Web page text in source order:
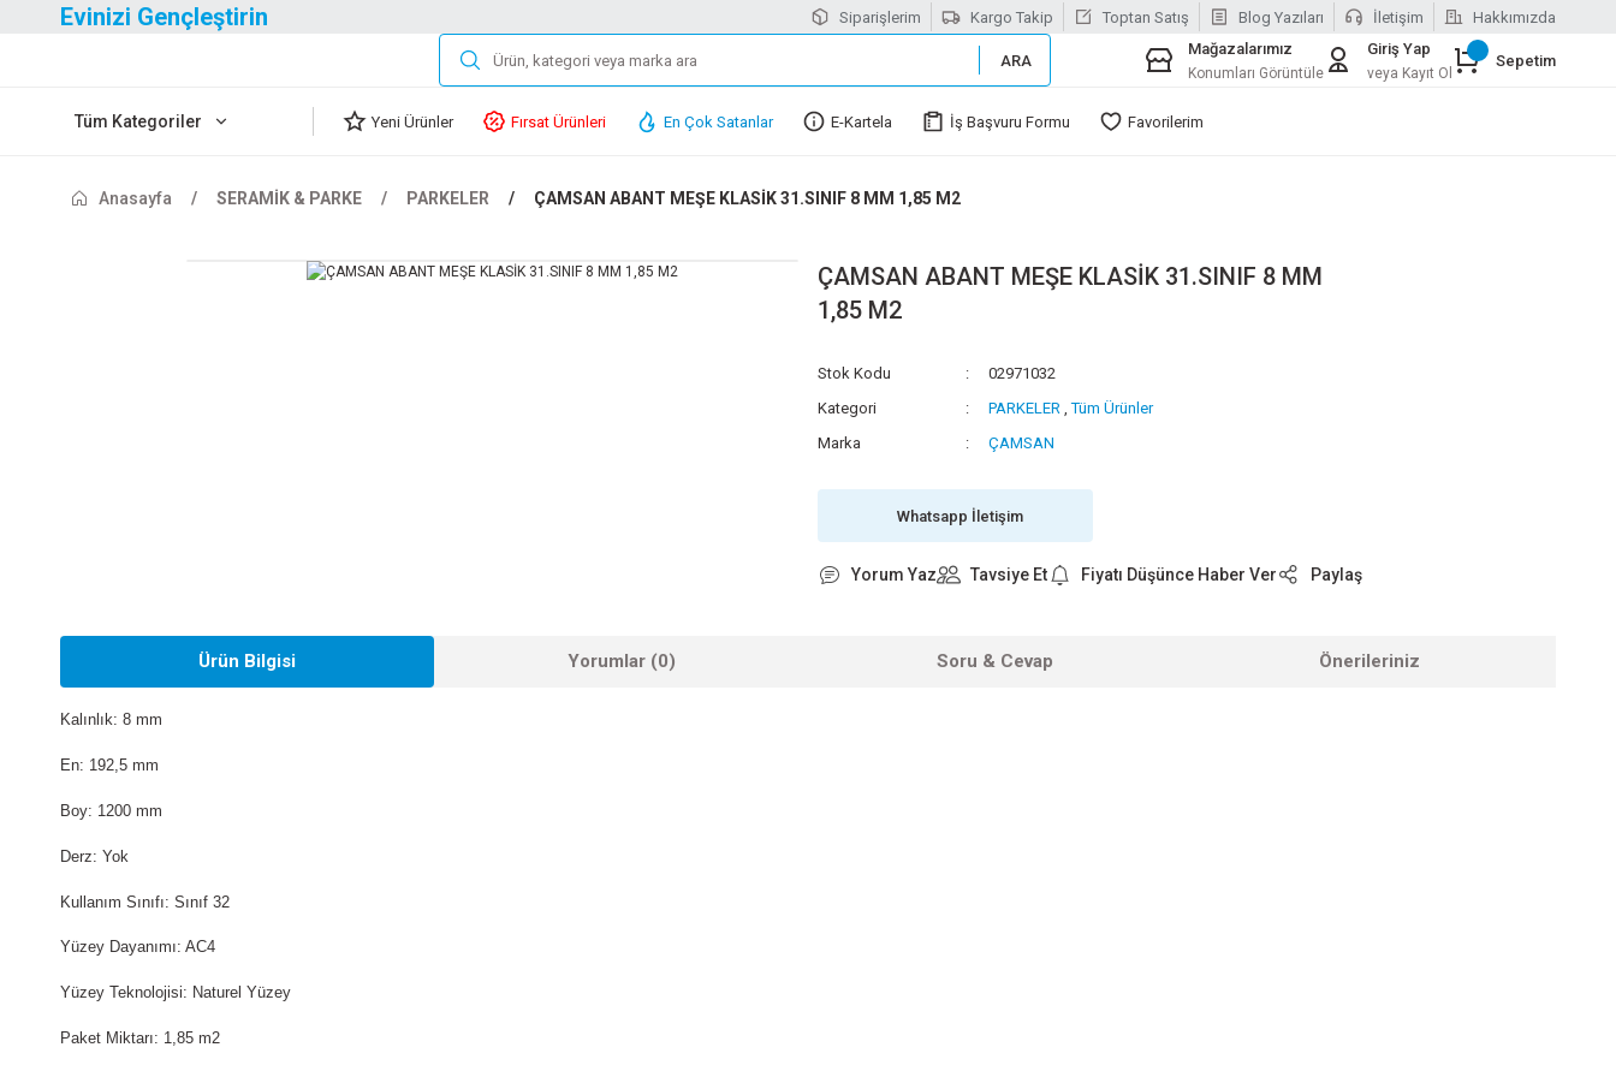
Evinizi Gençleştirin Siparişlerim Kargo Takip Toptan Satış Blog Yazıları İletişim Hakkımızda
ARA
Mağazalarımız
Konumları Görüntüle
Giriş Yap
veya Kayıt Ol
Sepetim
Tüm Kategoriler Yeni Ürünler Fırsat Ürünleri En Çok Satanlar E-Kartela İş Başvuru Formu Favorilerim
Anasayfa SERAMİK & PARKE PARKELER ÇAMSAN ABANT MEŞE KLASİK 31.SINIF 8 MM 1,85 M2
ÇAMSAN ABANT MEŞE KLASİK 31.SINIF 8 MM
1,85 M2
Stok Kodu
02971032
Kategori
PARKELER ,Tüm Ürünler
Marka
ÇAMSAN
Whatsapp İletişim
Yorum Yaz Tavsiye Et Fiyatı Düşünce Haber Ver Paylaş
Ürün Bilgisi Yorumlar (0) Soru & Cevap Önerileriniz
Kalınlık: 8 mm
En: 192,5 mm
Boy: 1200 mm
Derz: Yok
Kullanım Sınıfı: Sınıf 32
Yüzey Dayanımı: AC4
Yüzey Teknolojisi: Naturel Yüzey
Paket Miktarı: 1,85 m2